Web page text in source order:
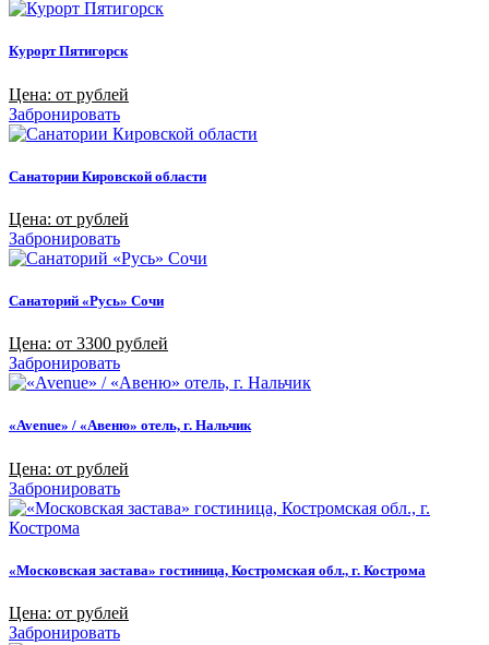
Курорт Пятигорск
Цена: от рублей
Забронировать
Санатории Кировской области
Цена: от рублей
Забронировать
Санаторий «Русь» Сочи
Цена: от 3300 рублей
Забронировать
«Avenue» / «Авеню» отель, г. Нальчик
Цена: от рублей
Забронировать
«Московская застава» гостиница, Костромская обл., г. Кострома
Цена: от рублей
Забронировать